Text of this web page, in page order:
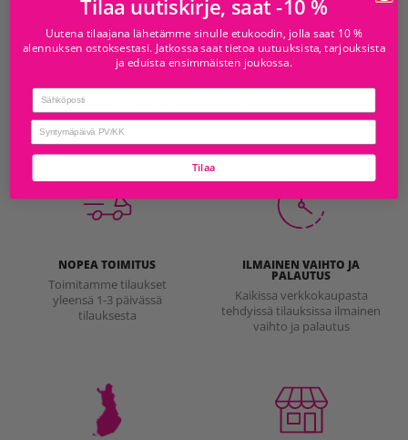
Saatavilla kohteesta
Juhlamaailma Mylly
Myymälän tiedot
Tavallisesti valmis 24 tunnissa
Tarkista saatavuus muissa myymälöissä
NOPEA TOIMITUS
Toimitamme tilaukset
yleensä 1-3 päivässä
tilauksesta
ILMAINEN VAIHTO JA
PALAUTUS
Kaikissa verkkokaupasta
tehdyissä tilauksissa ilmainen
vaihto ja palautus
Tilaa uutiskirje, saat -10 %
Uutena tilaajana lähetämme sinulle etukoodin, jolla saat 10 %
alennuksen ostoksestasi. Jatkossa saat tietoa uutuuksista, tarjouksista
ja eduista ensimmäisten joukossa.
Email
birthday
Tilaa